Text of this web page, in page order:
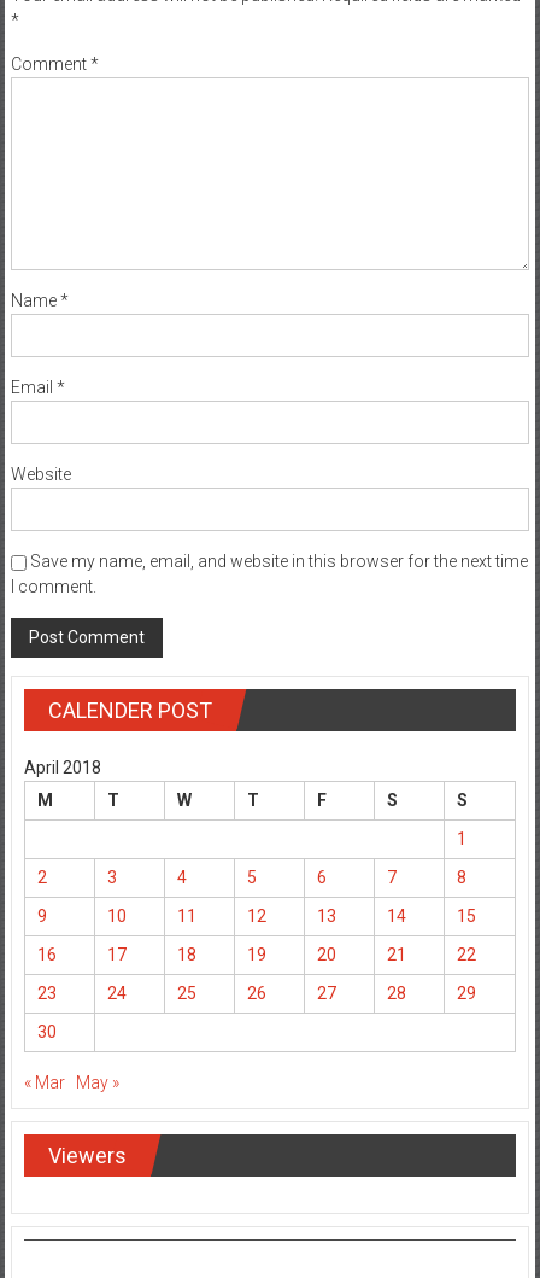
*
Comment*
Name*
Email *
Website
Save my name, email, and website in this browser for the next time
I comment.
CALENDER POST
April 2018
M
T W T F S
S
1
2
3 4 5 6 7
8
9
10 11 12 13 14
15
16
17 18 19 20 21
22
23
24 25 26 27 28
29
30
« Mar May »
Viewers